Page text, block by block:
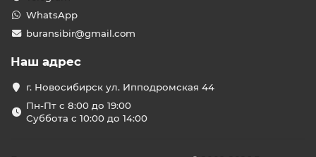
WhatsApp
buransibir@gmail.com
Наш адрес
г. Новосибирск ул. Ипподромская 44
Пн-Пт с 8:00 до 19:00
Суббота с 10:00 до 14:00